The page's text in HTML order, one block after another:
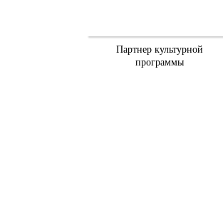
Партнер культурной
программы